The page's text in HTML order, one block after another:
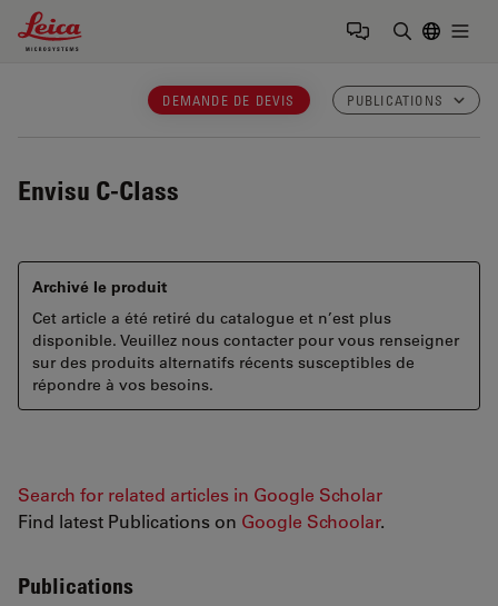
Leica Microsystems Logo
DEMANDE DE DEVIS PUBLICATIONS
Envisu C-Class
Archivé le produit
Cet article a été retiré du catalogue et n’est plus
disponible. Veuillez nous contacter pour vous renseigner
sur des produits alternatifs récents susceptibles de
répondre à vos besoins.
Search for related articles in Google Scholar
Find latest Publications on Google Schoolar.
Publications